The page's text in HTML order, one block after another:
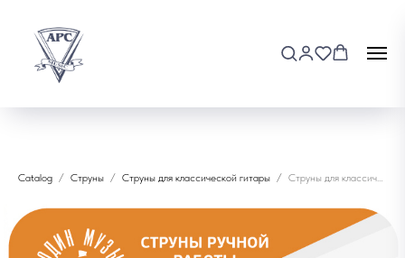
Catalog Струны Струны для классической гитары Струны для классической гитары Господин музыкант N73f SAVA